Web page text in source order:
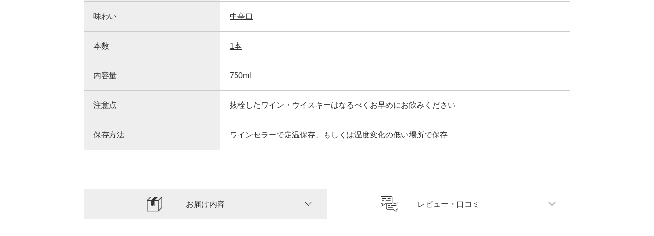
味わい 中辛口
本数 1本
内容量 750ml
注意点 抜栓したワイン・ウイスキーはなるべくお早めにお飲みください
保存方法 ワインセラーで定温保存、もしくは温度変化の低い場所で保存
お届け内容 レビュー ・口コミ